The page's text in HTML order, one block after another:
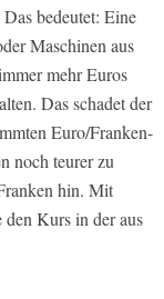
bedeutet: Eine
Maschinen aus
mehr Euros
Das schadet der
Euro/Franken-
noch teurer zu
hin. Mit
den Kurs in der aus